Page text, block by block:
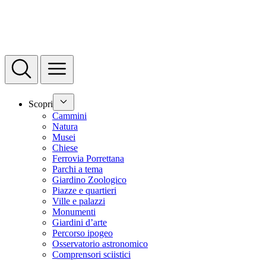
Scopri
Cammini
Natura
Musei
Chiese
Ferrovia Porrettana
Parchi a tema
Giardino Zoologico
Piazze e quartieri
Ville e palazzi
Monumenti
Giardini d’arte
Percorso ipogeo
Osservatorio astronomico
Comprensori sciistici